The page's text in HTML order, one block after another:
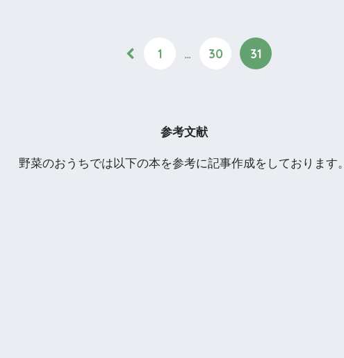
1 … 30 31
参考文献
野菜のおうちでは以下の本を参考に記事作成をしております。